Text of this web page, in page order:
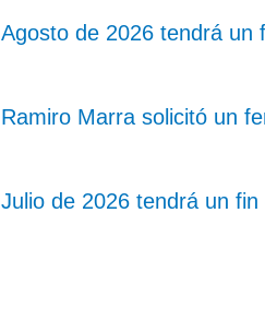
Agosto de 2026 tendrá un
Ramiro Marra solicitó un
Julio de 2026 tendrá un